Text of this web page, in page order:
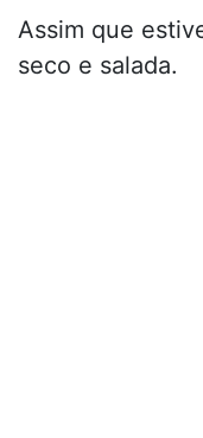
Assim que
seco e salada.